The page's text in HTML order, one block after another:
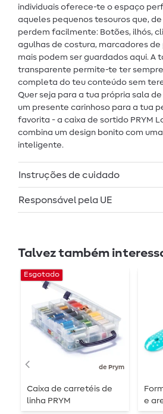
individuais oferece-te o espaço
aqueles pequenos tesouros que,
perdem facilmente: Botões, ilhós,
agulhas de costura, marcadores
mais podem ser guardados aqui. A
transparente permite-te ter
completa do teu conteúdo sem
Quer seja para a tua própria sala
um presente carinhoso para a tua
favorita - a caixa de sortido PRYM
combina um design bonito com
inteligente.
Instruções de cuidado
Responsável pela UE
Talvez também
de Prym
Esgotado
Caixa de carretéis de
linha PRYM
e